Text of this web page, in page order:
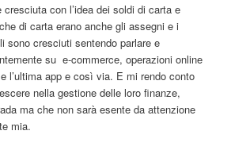
cresciuta con l’idea dei soldi di carta e
di carta erano anche gli assegni e i
sono cresciuti sentendo parlare e
su e-commerce, operazioni online
l’ultima app e così via. E mi rendo conto
nella gestione delle loro finanze,
ma che non sarà esente da attenzione
mia.